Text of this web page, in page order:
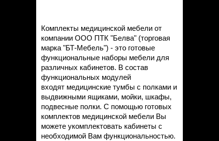
Комплекты медицинской мебели от
компании ООО ПТК "Белва" (торговая
марка "БТ-Мебель") - это готовые
функциональные наборы мебели для
различных кабинетов. В состав
функциональных модулей
входят медицинские тумбы с полками и
выдвижными ящиками, мойки, шкафы,
подвесные полки. С помощью готовых
комплектов медицинской мебели Вы
можете укомплектовать кабинеты с
необходимой Вам функциональностью.